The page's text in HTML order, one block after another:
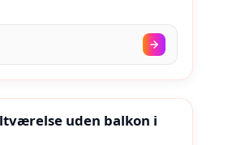
27. aug.–25. sep.
uden balkon i